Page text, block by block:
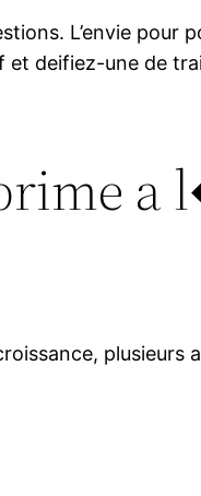
L’envie pour
deifiez-une de
a
plusieurs